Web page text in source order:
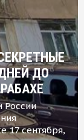
ДО
России
17 сентября,